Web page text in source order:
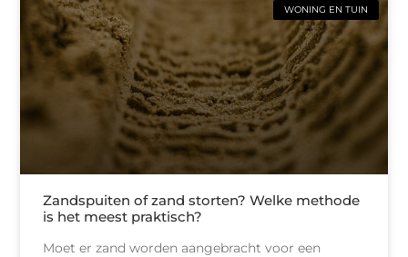
WONING EN TUIN
Zandspuiten of zand storten? Welke methode
is het meest praktisch?
Moet er zand worden aangebracht voor een